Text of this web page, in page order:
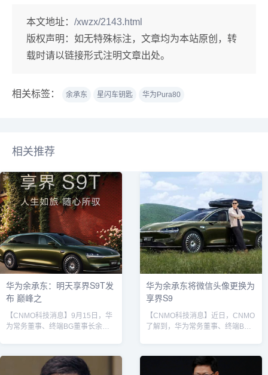
本文地址： /xwzx/2143.html
版权声明： 如无特殊标注，文章均为本站原创，转
载时请以链接形式注明文章出处。
相关标签： 余承东 星闪车钥匙 华为Pura80
相关推荐
华为余承东：明天享界S9T发
布 巅峰之
【CNMO科技消息】9月15日，华
为常务董事、终端BG董事长余承
明天享界S9T发布，一定不负大家
的期待！享界品牌，巅峰之上、再
华为余承东将微信头像更换为
享界S9
【CNMO科技消息】近日，CNMO
了解到，华为常务董事、终端BG
暗示了余承东本人对这款车型的高